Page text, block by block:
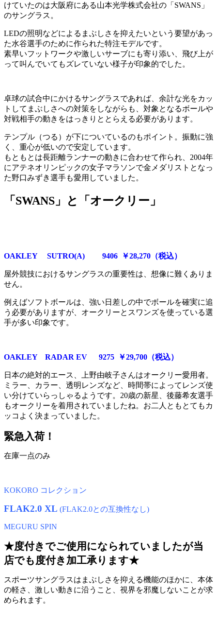
けていたのは大阪府にある山本光学株式会社の「SWANS」
のサングラス。
LEDの照明などによるまぶしさを抑えたいという要望があっ
た水谷選手のために作られた特注モデルです。
素早いフットワークや激しいサーブにも寄り添い、飛び上が
って叫んでいてもズレていない様子が印象的でした。
卓球の試合中にかけるサングラスであれば、余計な光をカッ
トしてまぶしさへの対策をしながらも、対象となるボールや
対戦相手の動きをはっきりととらえる必要があります。
テンプル（つる）が下についているのもポイント。振動に強
く、重心が低いので安定しています。
もともとは長距離ランナーの動きに合わせて作られ、2004年
にアテネオリンピックの女子マラソンで金メダリストとなっ
た野口みずき選手も愛用していました。
「SWANS」と「オークリー」
OAKLEY SUTRO(A) 9406 ￥28,270（税込）
屋外競技におけるサングラスの重要性は、想像に難くありま
せん。
例えばソフトボールは、強い日差しの中でボールを確実に追
う必要がありますが、オークリーとスワンズを使っている選
手が多い印象です。
OAKLEY RADAR EV 9275 ￥29,700（税込）
日本の絶対的エース、上野由岐子さんはオークリー愛用者。
ミラー、カラー、透明レンズなど、時間帯によってレンズ使
い分けていらっしゃるようです。20歳の新星、後藤希友選手
もオークリーを着用されていましたね。お二人ともとてもカ
ッコよく決まっていました。
緊急入荷！
在庫一点のみ
KOKORO コレクション
FLAK2.0 XL (FLAK2.0との互換性なし)
MEGURU SPIN
★度付きでご使用になられていましたが当
店でも度付き加工承ります★
スポーツサングラスはまぶしさを抑える機能のほかに、本体
の軽さ、激しい動きに沿うこと、視界を邪魔しないことが求
められます。